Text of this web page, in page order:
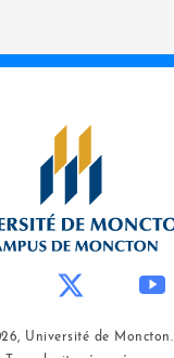
Université de Moncton.